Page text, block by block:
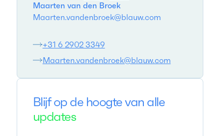
Maarten van den Broek
Maarten.vandenbroek@blauw.com
+31 6 2902 3349
Maarten.vandenbroek@blauw.com
Blijf op de hoogte van alle
updates